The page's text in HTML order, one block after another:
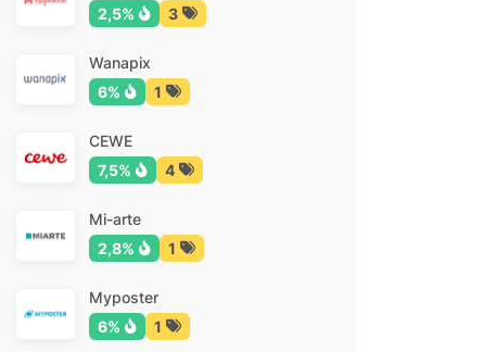
2,5%
3
Wanapix
6%
1
CEWE
7,5%
4
Mi-arte
2,8%
1
Myposter
6%
1